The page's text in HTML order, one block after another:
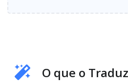
O que o